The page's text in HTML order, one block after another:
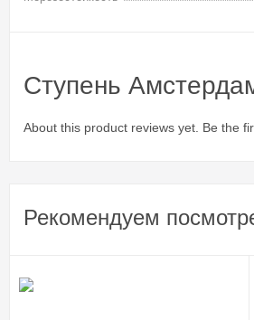
Ступень
About this product reviews yet. Be the
Рекомендуем